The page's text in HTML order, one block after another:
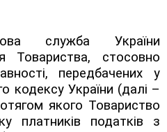
служба України
Товариства, стосовно
передбачених у
кодексу України (далі –
якого Товариство
платників податків з